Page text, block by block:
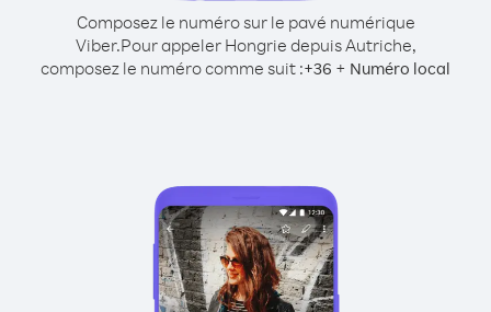
Composez le numéro sur le pavé numérique
Viber.Pour appeler Hongrie depuis Autriche,
composez le numéro comme suit :+36 + Numéro local